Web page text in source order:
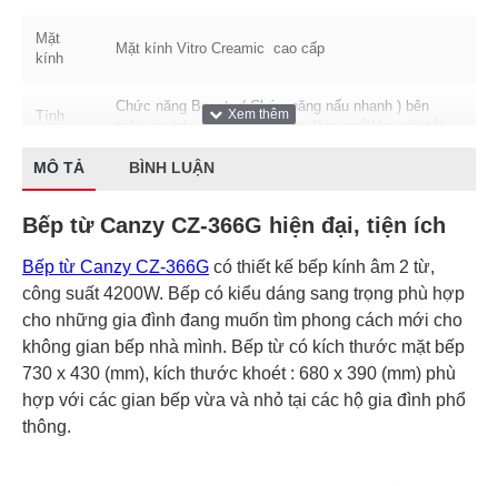
Mặt
kính
Mặt kính Vitro Creamic cao cấp
Tính
tiện ích
khi nấu
nướng
Chức năng Booster( Chức năng nấu nhanh ) bên
từNước tràn lên bàn phím tự động ngắtHẹn giờ tắt
không có nồi ( trên bếp từ) – Pot detectionCảnh báo
Thương
hiệu
Bếp từ Canzy
Công
Inverter
Inverter tiết kiệm 30% điện năng
MÔ TẢ BÌNH LUẬN
Bếp từ Canzy CZ-366G hiện đại, tiện ích
Bếp từ Canzy CZ-366G có thiết kế bếp kính âm 2 từ,
công suất 4200W. Bếp có kiểu dáng sang trọng phù hợp
cho những gia đình đang muốn tìm phong cách mới cho
không gian bếp nhà mình. Bếp từ có kích thước mặt bếp
730 x 430 (mm), kích thước khoét : 680 x 390 (mm) phù
hợp với các gian bếp vừa và nhỏ tại các hộ gia đình phổ
thông.